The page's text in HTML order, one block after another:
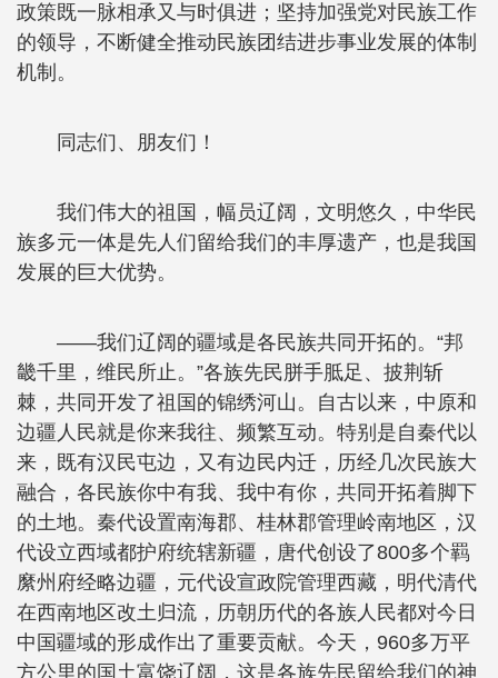
政策既一脉相承又与时俱进；坚持加强党对民族工作
的领导，不断健全推动民族团结进步事业发展的体制
机制。
同志们、朋友们！
我们伟大的祖国，幅员辽阔，文明悠久，中华民
族多元一体是先人们留给我们的丰厚遗产，也是我国
发展的巨大优势。
——我们辽阔的疆域是各民族共同开拓的。“邦
畿千里，维民所止。”各族先民胼手胝足、披荆斩
棘，共同开发了祖国的锦绣河山。自古以来，中原和
边疆人民就是你来我往、频繁互动。特别是自秦代以
来，既有汉民屯边，又有边民内迁，历经几次民族大
融合，各民族你中有我、我中有你，共同开拓着脚下
的土地。秦代设置南海郡、桂林郡管理岭南地区，汉
代设立西域都护府统辖新疆，唐代创设了800多个羁
縻州府经略边疆，元代设宣政院管理西藏，明代清代
在西南地区改土归流，历朝历代的各族人民都对今日
中国疆域的形成作出了重要贡献。今天，960多万平
方公里的国土富饶辽阔，这是各族先民留给我们的神